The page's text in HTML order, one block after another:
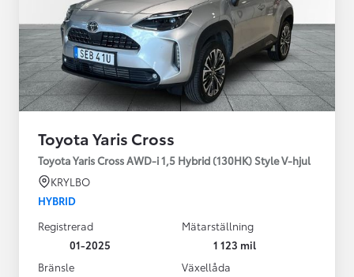
Toyota Yaris Cross
Toyota Yaris Cross AWD-i 1,5 Hybrid (130HK) Style V-hjul
KRYLBO
HYBRID
Registrerad
01-2025
Mätarställning
1 123 mil
Bränsle
Växellåda